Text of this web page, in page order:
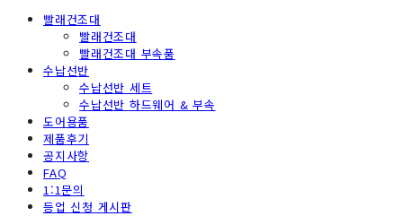
빨래건조대
빨래건조대
빨래건조대 부속품
수납선반
수납선반 세트
수납선반 하드웨어 & 부속
도어용품
제품후기
공지사항
FAQ
1:1문의
등업 신청 게시판